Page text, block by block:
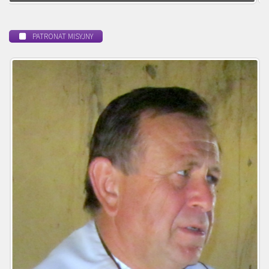
PATRONAT MISYJNY